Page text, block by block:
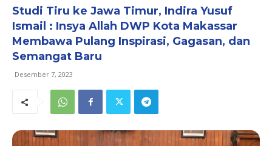
Studi Tiru ke Jawa Timur, Indira Yusuf
Ismail : Insya Allah DWP Kota Makassar
Membawa Pulang Inspirasi, Gagasan, dan
Semangat Baru
Desember 7, 2023